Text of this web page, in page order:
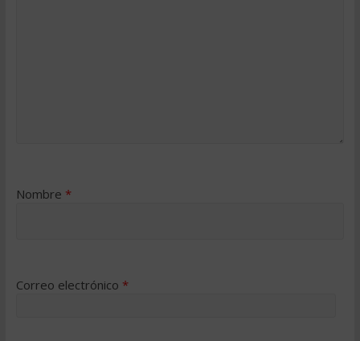
Nombre *
Correo electrónico *